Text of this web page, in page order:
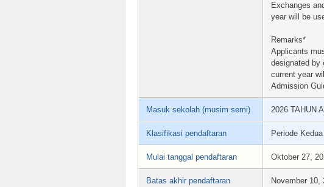
Exchanges
year will be
Remarks*
Applicants
designated by
current year
Admission
Masuk sekolah (musim semi) 2026 TAHUN
Klasifikasi pendaftaran Periode Kedua
Mulai tanggal pendaftaran Oktober 27,
Batas akhir pendaftaran November 10,